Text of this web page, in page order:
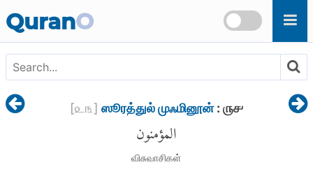
QuranO
[௨௩] ஸூரத்துல் முஃமினூன்: ௫௪
المؤمنون
விசுவாசிகள்